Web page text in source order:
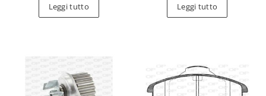
Leggi tutto Leggi tutto